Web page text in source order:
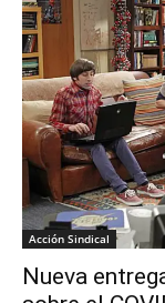
Acción Sindical
Nueva